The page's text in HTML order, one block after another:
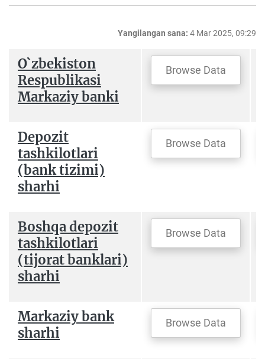
Yangilangan sana: 4 Mar 2025, 09:29
O`zbekiston
Respublikasi
Markaziy banki
Browse Data
Depozit
tashkilotlari
(bank tizimi)
sharhi
Browse Data
Boshqa depozit
tashkilotlari
(tijorat banklari)
sharhi
Browse Data
Markaziy bank
sharhi
Browse Data